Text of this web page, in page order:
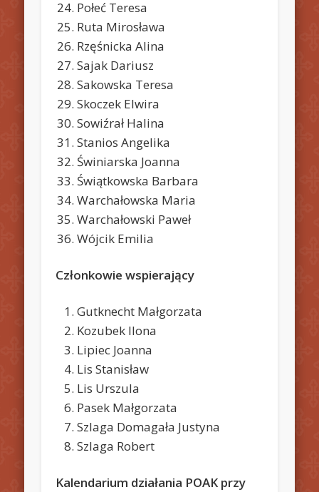
Połeć Teresa
Ruta Mirosława
Rzęśnicka Alina
Sajak Dariusz
Sakowska Teresa
Skoczek Elwira
Sowiźrał Halina
Stanios Angelika
Świniarska Joanna
Świątkowska Barbara
Warchałowska Maria
Warchałowski Paweł
Wójcik Emilia
Członkowie wspierający
Gutknecht Małgorzata
Kozubek Ilona
Lipiec Joanna
Lis Stanisław
Lis Urszula
Pasek Małgorzata
Szlaga Domagała Justyna
Szlaga Robert
Kalendarium działania POAK przy